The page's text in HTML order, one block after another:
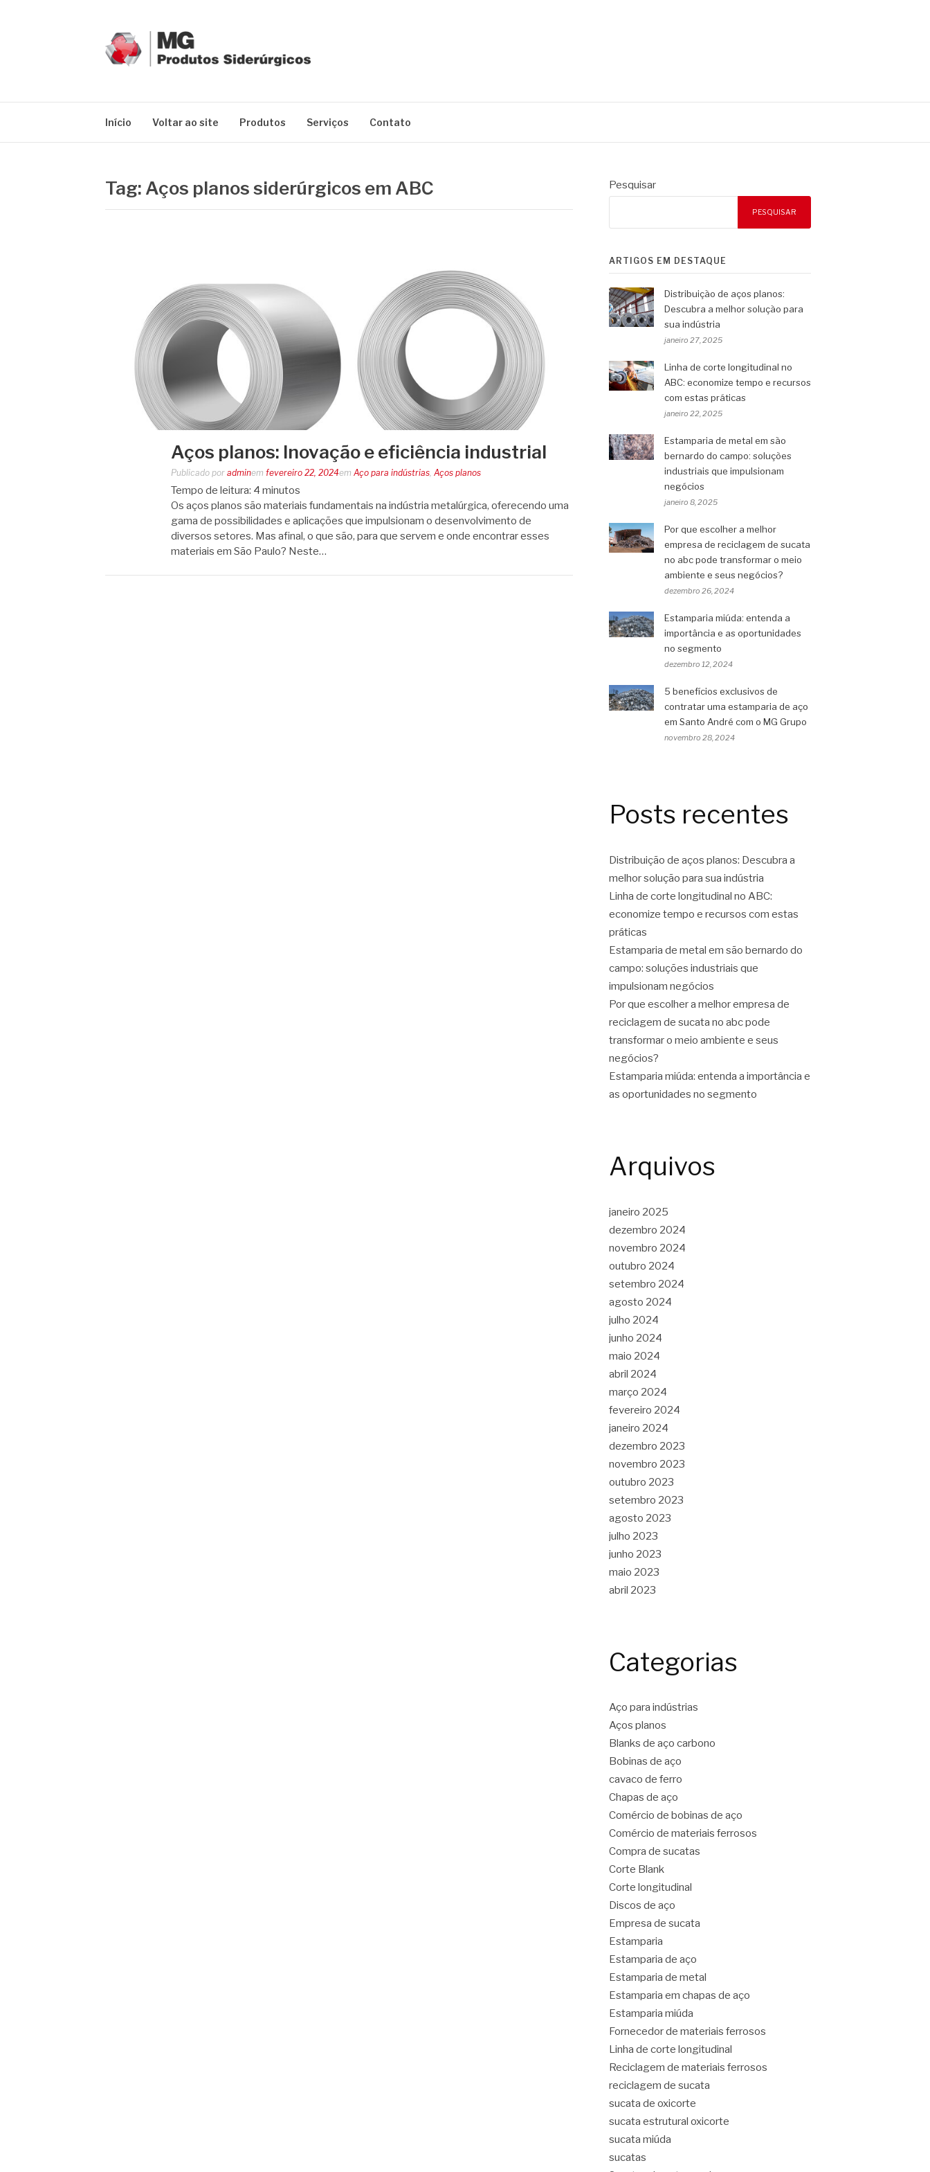
Início Voltar ao site Produtos Serviços Contato
Tag: Aços planos siderúrgicos em ABC
Aços planos: Inovação e eficiência industrial
Publicado por adminem fevereiro 22, 2024em Aço para indústrias, Aços planos
Tempo de leitura: 4 minutos
Os aços planos são materiais fundamentais na indústria metalúrgica, oferecendo uma
gama de possibilidades e aplicações que impulsionam o desenvolvimento de
diversos setores. Mas afinal, o que são, para que servem e onde encontrar esses
materiais em São Paulo? Neste…
Pesquisar
PESQUISAR
ARTIGOS EM DESTAQUE
Distribuição de aços planos:
Descubra a melhor solução para
sua indústria
janeiro 27, 2025
Linha de corte longitudinal no
ABC: economize tempo e recursos
com estas práticas
janeiro 22, 2025
Estamparia de metal em são
bernardo do campo: soluções
industriais que impulsionam
negócios
janeiro 8, 2025
Por que escolher a melhor
empresa de reciclagem de sucata
no abc pode transformar o meio
ambiente e seus negócios?
dezembro 26, 2024
Estamparia miúda: entenda a
importância e as oportunidades
no segmento
dezembro 12, 2024
5 benefícios exclusivos de
contratar uma estamparia de aço
em Santo André com o MG Grupo
novembro 28, 2024
Posts recentes
Distribuição de aços planos: Descubra a
melhor solução para sua indústria
Linha de corte longitudinal no ABC:
economize tempo e recursos com estas
práticas
Estamparia de metal em são bernardo do
campo: soluções industriais que
impulsionam negócios
Por que escolher a melhor empresa de
reciclagem de sucata no abc pode
transformar o meio ambiente e seus
negócios?
Estamparia miúda: entenda a importância e
as oportunidades no segmento
Arquivos
janeiro 2025
dezembro 2024
novembro 2024
outubro 2024
setembro 2024
agosto 2024
julho 2024
junho 2024
maio 2024
abril 2024
março 2024
fevereiro 2024
janeiro 2024
dezembro 2023
novembro 2023
outubro 2023
setembro 2023
agosto 2023
julho 2023
junho 2023
maio 2023
abril 2023
Categorias
Aço para indústrias
Aços planos
Blanks de aço carbono
Bobinas de aço
cavaco de ferro
Chapas de aço
Comércio de bobinas de aço
Comércio de materiais ferrosos
Compra de sucatas
Corte Blank
Corte longitudinal
Discos de aço
Empresa de sucata
Estamparia
Estamparia de aço
Estamparia de metal
Estamparia em chapas de aço
Estamparia miúda
Fornecedor de materiais ferrosos
Linha de corte longitudinal
Reciclagem de materiais ferrosos
reciclagem de sucata
sucata de oxicorte
sucata estrutural oxicorte
sucata miúda
sucatas